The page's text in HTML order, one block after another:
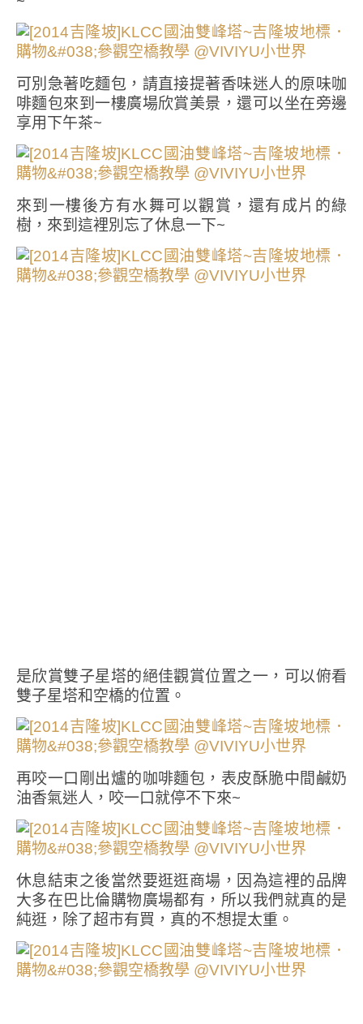
可別急著吃麵包，請直接提著香味迷人的原味咖
啡麵包來到一樓廣場欣賞美景，還可以坐在旁邊
享用下午茶~
來到一樓後方有水舞可以觀賞，還有成片的綠
樹，來到這裡別忘了休息一下~
是欣賞雙子星塔的絕佳觀賞位置之一，可以俯看
雙子星塔和空橋的位置。
再咬一口剛出爐的咖啡麵包，表皮酥脆中間鹹奶
油香氣迷人，咬一口就停不下來~
休息結束之後當然要逛逛商場，因為這裡的品牌
大多在巴比倫購物廣場都有，所以我們就真的是
純逛，除了超市有買，真的不想提太重。